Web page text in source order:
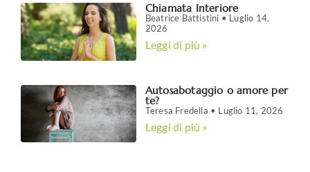
Chiamata Interiore
Beatrice Battistini
Luglio 14,
2026
Leggi di più »
Autosabotaggio o amore per
te?
Teresa Fredella Luglio 11, 2026
Leggi di più »